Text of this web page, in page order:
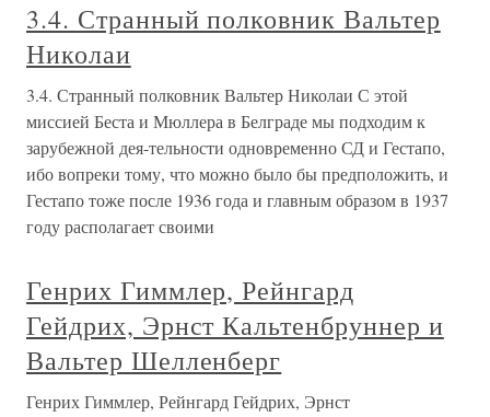
3.4. Странный полковник Вальтер
Николаи
3.4. Странный полковник Вальтер Николаи С этой
миссией Беста и Мюллера в Белграде мы подходим к
зарубежной дея-тельности одновременно СД и Гестапо,
ибо вопреки тому, что можно было бы предположить, и
Гестапо тоже после 1936 года и главным образом в 1937
году располагает своими
Генрих Гиммлер, Рейнгард
Гейдрих, Эрнст Кальтенбруннер и
Вальтер Шелленберг
Генрих Гиммлер, Рейнгард Гейдрих, Эрнст